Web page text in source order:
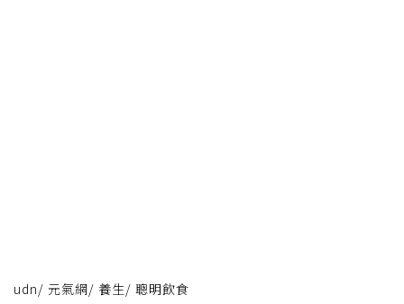
udn/ 元氣網/ 養生/ 聰明飲食